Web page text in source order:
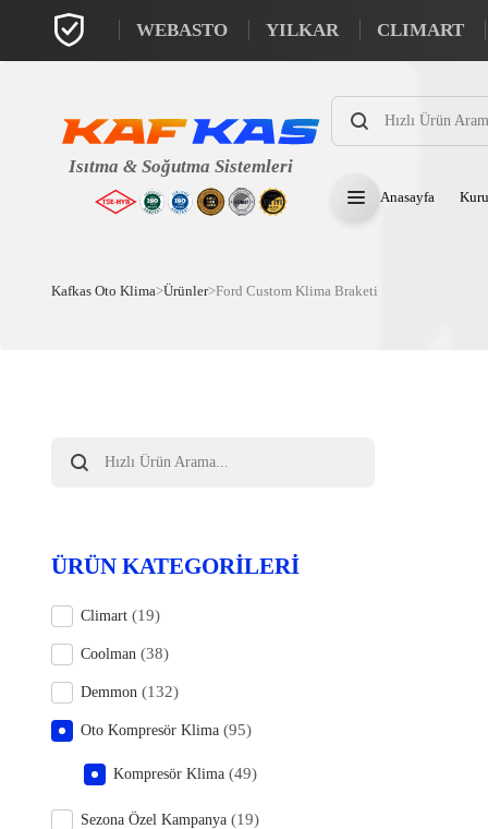
WEBASTO YILKAR CLIMART
Products
search
Anasayfa
Kafkas Oto Klima>Ürünler>Ford Custom Klima Braketi
search
ÜRÜN KATEGORILERI
Climart (19)
Coolman (38)
Demmon (132)
Oto Kompresör Klima (95)
Kompresör Klima (49)
Sezona Özel Kampanya (19)